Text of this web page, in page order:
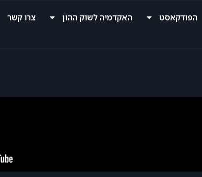
הפודקאסט האקדמיה לשוק ההון צרו קשר